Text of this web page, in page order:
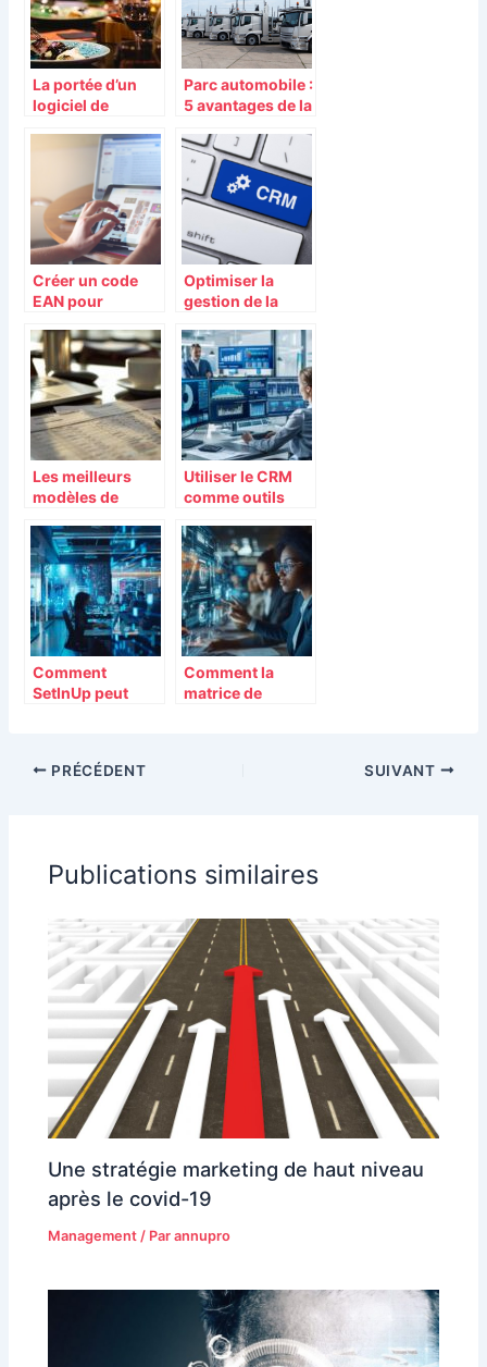
La portée d’un
logiciel de
table
Parc automobile :
5 avantages de la
la gestion de
flotte
Créer un code
EAN pour
ventes en ligne
Optimiser la
gestion de la
grace aux
logiciels CRM
Les meilleurs
modèles de
pour une gestion
efficace
Utiliser le CRM
comme outils
Comment
SetInUp peut
Comment la
matrice de
PRÉCÉDENT SUIVANT
Publications similaires
Une stratégie marketing de haut niveau
après le covid-19
Management / Parannupro